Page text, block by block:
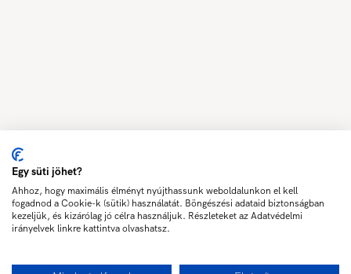
Egy süti jöhet?
Ahhoz, hogy maximális élményt nyújthassunk weboldalunkon el kell
fogadnod a Cookie-k (sütik) használatát. Böngészési adataid biztonságban
kezeljük, és kizárólag jó célra használjuk. Részleteket az Adatvédelmi
irányelvek linkre kattintva olvashatsz.